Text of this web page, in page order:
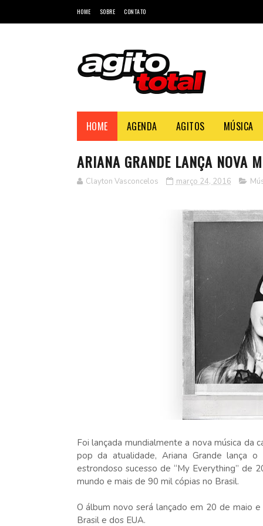
HOME SOBRE CONTATO
HOME AGENDA AGITOS MÚSICA
ARIANA GRANDE LANÇA NOVA
Clayton Vasconcelos março 24, 2016
Foi lançada mundialmente a nova música da
pop da atualidade, Ariana Grande lança
estrondoso sucesso de “My Everything” de
mundo e mais de 90 mil cópias no Brasil.
O álbum novo será lançado em 20 de maio
Brasil e dos EUA.